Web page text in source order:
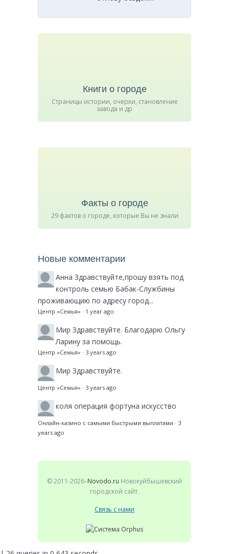
Книги о городе
Страницы истории, очерки, становление
завода и др
Факты о городе
29 фактов о городе, которые Вы не знали
Новые комментарии
Анна Здравствуйте,прошу взять под
контроль семью Бабак-Службины
проживающию по адресу город...
Центр «Семья» · 1 year ago
Мир Здравствуйте. Благодарю Ольгу
Ларину за помощь.
Центр «Семья» · 3 years ago
Мир Здравствуйте.
Центр «Семья» · 3 years ago
коля операция фортуна искусство
Онлайн-казино с самыми быстрыми выплатами · 3
years ago
© 2011-2026–Novodo.ru Новокуйбышевский
городской сайт.
Связь с нами